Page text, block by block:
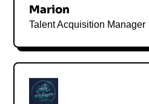
Marion
Talent Acquisition Manager